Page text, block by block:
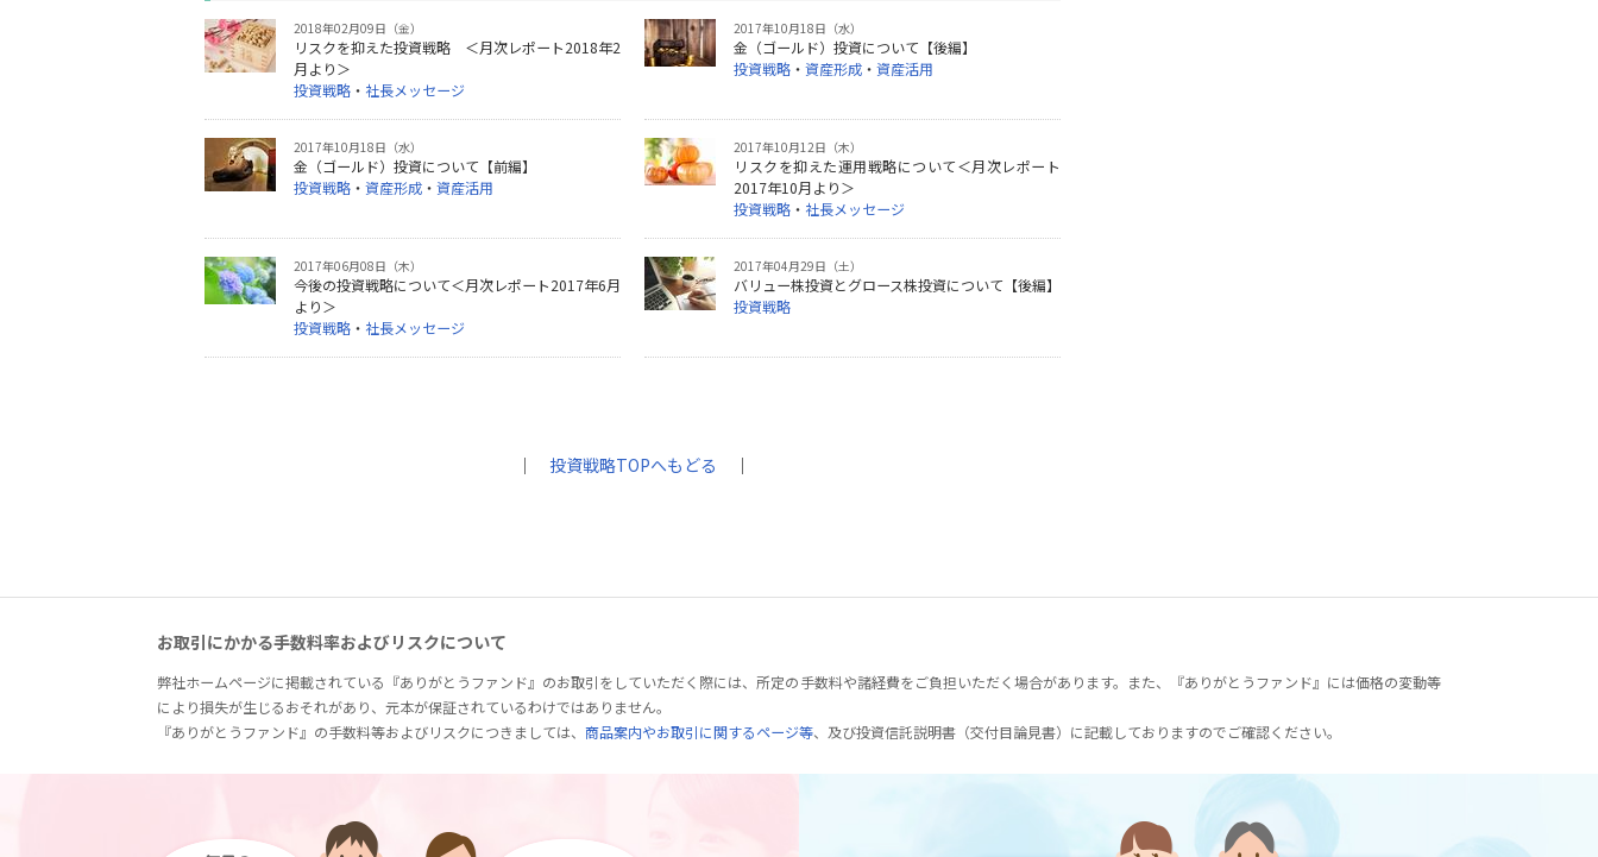
2018年02月09日（金）
リスクを抑えた投資戦略 ＜月次レポート2018年2
月より＞
投資戦略 ・ 社長メッセージ
2017年10月18日（水）
金（ゴールド）投資について【後編】
投資戦略 ・ 資産形成 ・ 資産活用
2017年10月18日（水）
金（ゴールド）投資について【前編】
投資戦略 ・ 資産形成 ・ 資産活用
2017年10月12日（木）
リスクを抑えた運用戦略について＜月次レポート
2017年10月より＞
投資戦略 ・ 社長メッセージ
2017年06月08日（木）
今後の投資戦略について＜月次レポート2017年6月
より＞
投資戦略 ・ 社長メッセージ
2017年04月29日（土）
バリュー株投資とグロース株投資について【後編】
投資戦略
｜ 投資戦略TOPへもどる ｜
お取引にかかる手数料率およびリスクについて
弊社ホームページに掲載されている『ありがとうファンド』のお取引をしていただく際には、所定の手数料や諸経費をご負担いただく場合があります。また、『ありがとうファンド』には価格の変動等
により損失が生じるおそれがあり、元本が保証されているわけではありません。
『ありがとうファンド』の手数料等およびリスクにつきましては、 商品案内やお取引に関するページ等、及び投資信託説明書（交付目論見書）に記載しておりますのでご確認ください。